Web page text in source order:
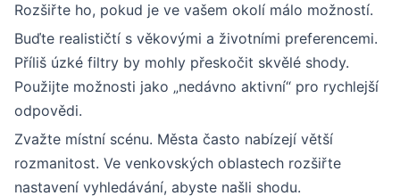
Rozšiřte ho, pokud je ve vašem okolí málo možností.
Buďte realističtí s věkovými a životními preferencemi.
Příliš úzké filtry by mohly přeskočit skvělé shody.
Použijte možnosti jako „nedávno aktivní“ pro rychlejší
odpovědi.
Zvažte místní scénu. Města často nabízejí větší
rozmanitost. Ve venkovských oblastech rozšiřte
nastavení vyhledávání, abyste našli shodu.